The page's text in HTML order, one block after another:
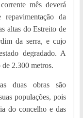
mês deverá
da
altas do Estreito de
da serra, e cujo
degradado. A
de 2.300 metros.
duas obras são
populações, pois
do concelho e das